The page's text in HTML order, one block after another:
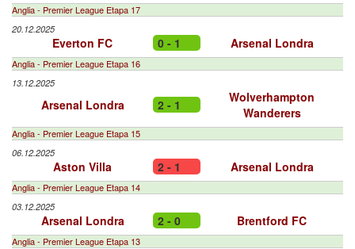
Anglia - Premier League Etapa 17
20.12.2025
Everton FC 0 - 1 Arsenal Londra
Anglia - Premier League Etapa 16
13.12.2025
Arsenal Londra 2 - 1
Wolverhampton
Wanderers
Anglia - Premier League Etapa 15
06.12.2025
Aston Villa 2 - 1 Arsenal Londra
Anglia - Premier League Etapa 14
03.12.2025
Arsenal Londra 2 - 0 Brentford FC
Anglia - Premier League Etapa 13